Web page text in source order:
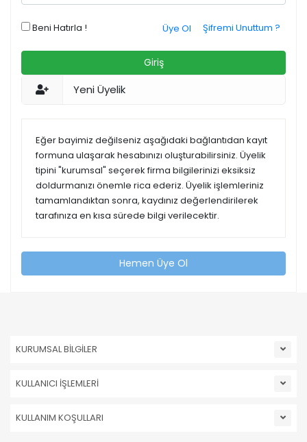
Beni Hatırla ! Şifremi Unuttum ?
Üye Ol
Giriş
Yeni Üyelik
Eğer bayimiz değilseniz aşağıdaki bağlantıdan kayıt
formuna ulaşarak hesabınızı oluşturabilirsiniz. Üyelik
tipini "kurumsal" seçerek firma bilgilerinizi eksiksiz
doldurmanızı önemle rica ederiz. Üyelik işlemleriniz
tamamlandıktan sonra, kaydınız değerlendirilerek
tarafınıza en kısa sürede bilgi verilecektir.
Hemen Üye Ol
KURUMSAL BİLGİLER
KULLANICI İŞLEMLERİ
KULLANIM KOŞULLARI